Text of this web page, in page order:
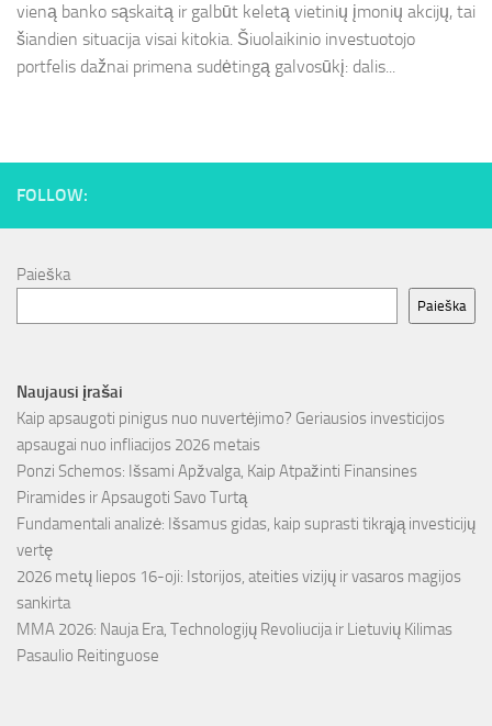
vieną banko sąskaitą ir galbūt keletą vietinių įmonių akcijų, tai
šiandien situacija visai kitokia. Šiuolaikinio investuotojo
portfelis dažnai primena sudėtingą galvosūkį: dalis...
FOLLOW:
Paieška
Paieška
Naujausi įrašai
Kaip apsaugoti pinigus nuo nuvertėjimo? Geriausios investicijos
apsaugai nuo infliacijos 2026 metais
Ponzi Schemos: Išsami Apžvalga, Kaip Atpažinti Finansines
Piramides ir Apsaugoti Savo Turtą
Fundamentali analizė: Išsamus gidas, kaip suprasti tikrąją investicijų
vertę
2026 metų liepos 16-oji: Istorijos, ateities vizijų ir vasaros magijos
sankirta
MMA 2026: Nauja Era, Technologijų Revoliucija ir Lietuvių Kilimas
Pasaulio Reitinguose